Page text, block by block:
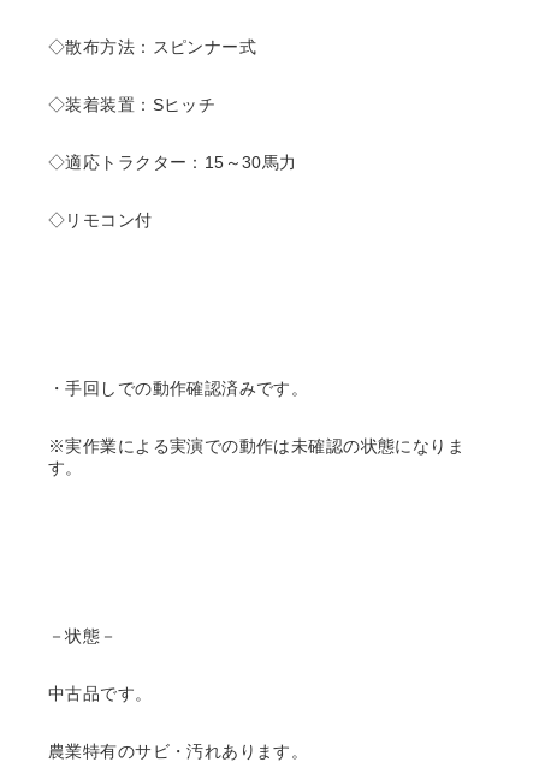
◇散布方法：スピンナー式
◇装着装置：Sヒッチ
◇適応トラクター：15～30馬力
◇リモコン付
・手回しでの動作確認済みです。
※実作業による実演での動作は未確認の状態になりま
す。
－状態－
中古品です。
農業特有のサビ・汚れあります。